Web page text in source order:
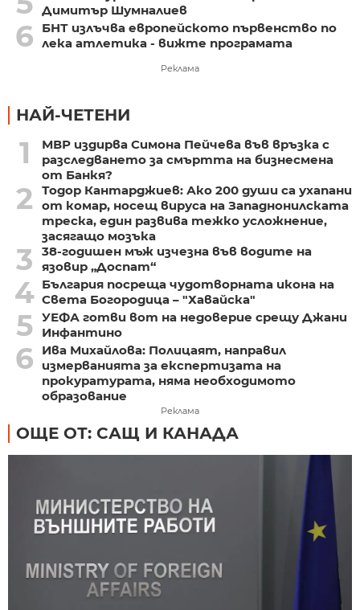
Димитър Шумналиев
6
БНТ излъчва европейското първенство по
лека атлетика - вижте програмата
Реклама
НАЙ-ЧЕТЕНИ
1
МВР издирва Симона Пейчева във връзка с
разследването за смъртта на бизнесмена
от Банкя?
2
Тодор Кантарджиев: Ако 200 души са ухапани
от комар, носещ вируса на Западнонилската
треска, един развива тежко усложнение,
засягащо мозъка
3
38-годишен мъж изчезна във водите на
язовир „Доспат“
4 България посреща чудотворната икона на
Света Богородица – "Хавайска"
5 УЕФА готви вот на недоверие срещу Джани
Инфантино
6
Ива Михайлова: Полицаят, направил
измерванията за експертизата на
прокуратурата, няма необходимото
образование
Реклама
ОЩЕ ОТ: САЩ И КАНАДА